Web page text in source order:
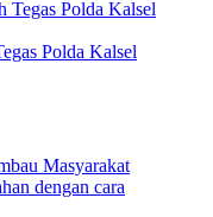
Polda Kalsel